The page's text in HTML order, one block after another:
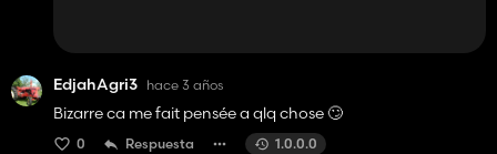
EdjahAgri3 hace 3 años
Bizarre ca me fait pensée a qlq chose 🙄
0 Respuesta 1.0.0.0